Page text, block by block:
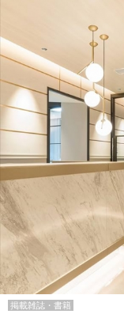
掲載雑誌・書籍